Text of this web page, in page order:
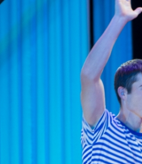
Новости
ОТЧЕТЫ ГКЦ